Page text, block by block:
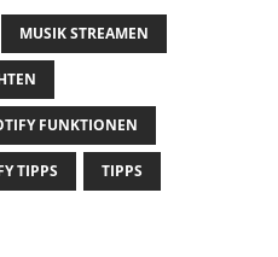
MUSIK STREAMEN
FUNKTIONEN
TIPPS TIPPS